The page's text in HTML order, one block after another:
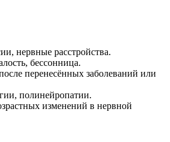
нервные расстройства.
бессонница.
перенесённых заболеваний или
полинейропатии.
изменений в нервной